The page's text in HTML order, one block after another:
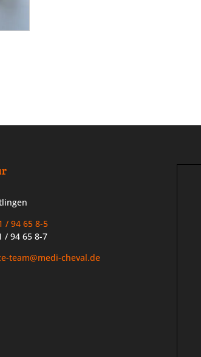
/ 94 65 8-5
/ 94 65 8-7
team@medi-cheval.de